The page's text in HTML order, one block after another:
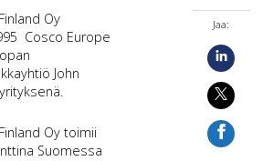
Oy
Cosco Europe
John
Oy toimii
Suomessa
Jaa: